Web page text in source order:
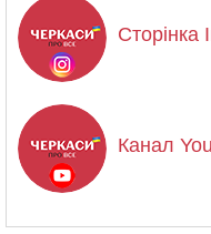
Сторінка
Канал